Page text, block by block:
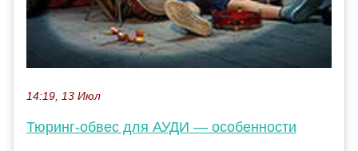
14:19, 13 Июл
Тюринг-обвес для АУДИ — особенности